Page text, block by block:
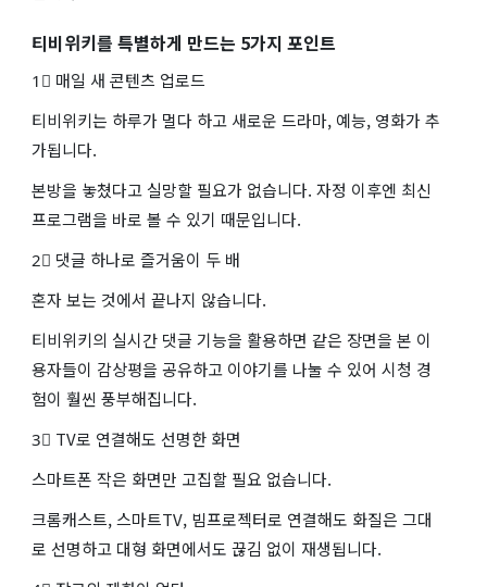
티비위키를 특별하게 만드는 5가지 포인트
1⃣ 매일 새 콘텐츠 업로드
티비위키는 하루가 멀다 하고 새로운 드라마, 예능, 영화가 추
가됩니다.
본방을 놓쳤다고 실망할 필요가 없습니다. 자정 이후엔 최신
프로그램을 바로 볼 수 있기 때문입니다.
2⃣ 댓글 하나로 즐거움이 두 배
혼자 보는 것에서 끝나지 않습니다.
티비위키의 실시간 댓글 기능을 활용하면 같은 장면을 본 이
용자들이 감상평을 공유하고 이야기를 나눌 수 있어 시청 경
험이 훨씬 풍부해집니다.
3⃣ TV로 연결해도 선명한 화면
스마트폰 작은 화면만 고집할 필요 없습니다.
크롬캐스트, 스마트TV, 빔프로젝터로 연결해도 화질은 그대
로 선명하고 대형 화면에서도 끊김 없이 재생됩니다.